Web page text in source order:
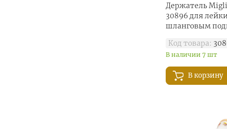
Держатель
30896 для
шланговым
Код товара:
В наличии 7 шт
В корзину